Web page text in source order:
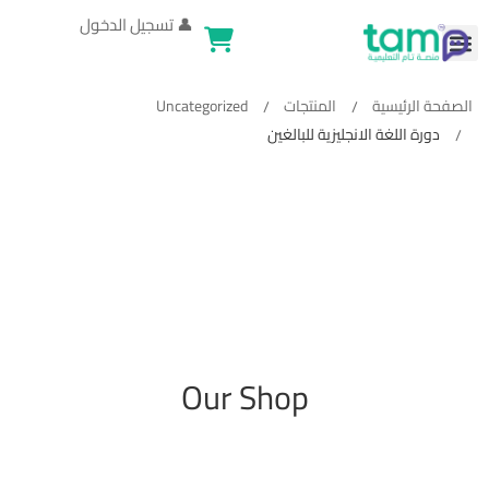
👤تسجيل الدخول
Our Shop
الصفحة الرئيسية المنتجات
Uncategorized
دورة اللغة الانجليزية للبالغين